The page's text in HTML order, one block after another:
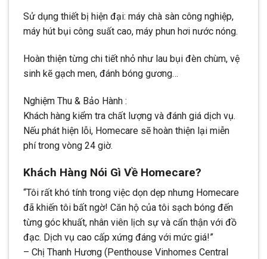
Sử dụng thiết bị hiện đại: máy chà sàn công nghiệp,
máy hút bụi công suất cao, máy phun hơi nước nóng.
Hoàn thiện từng chi tiết nhỏ như lau bụi đèn chùm, vệ
sinh kẽ gạch men, đánh bóng gương…
Nghiệm Thu & Bảo Hành :
Khách hàng kiểm tra chất lượng và đánh giá dịch vụ.
Nếu phát hiện lỗi, Homecare sẽ hoàn thiện lại miễn
phí trong vòng 24 giờ.
Khách Hàng Nói Gì Về Homecare?
“Tôi rất khó tính trong việc dọn dẹp nhưng Homecare
đã khiến tôi bất ngờ! Căn hộ của tôi sạch bóng đến
từng góc khuất, nhân viên lịch sự và cẩn thận với đồ
đạc. Dịch vụ cao cấp xứng đáng với mức giá!”
– Chị Thanh Hương (Penthouse Vinhomes Central